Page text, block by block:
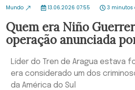
Mundo 13.06.2026 07:55 3 minutos
Quem era Niño
operação anunciada
Líder do Tren de Aragua estava
era considerado um dos
da América do Sul